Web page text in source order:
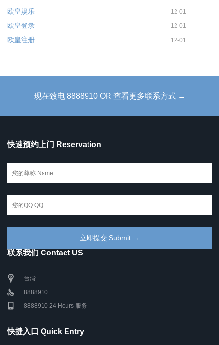
欧皇娱乐 12-01
欧皇登录 12-01
欧皇注册 12-01
现在致电 8888910 OR 查看更多联系方式 →
快速预约上门 Reservation
联系我们 Contact US
台湾
8888910
8888910 24 Hours 服务
快捷入口 Quick Entry